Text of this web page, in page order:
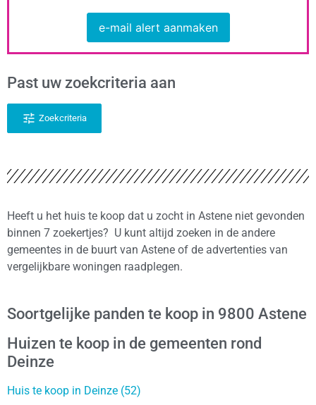
e-mail alert aanmaken
Past uw zoekcriteria aan
Zoekcriteria
Heeft u het huis te koop dat u zocht in Astene niet gevonden
binnen 7 zoekertjes? U kunt altijd zoeken in de andere
gemeentes in de buurt van Astene of de advertenties van
vergelijkbare woningen raadplegen.
Soortgelijke panden te koop in 9800 Astene
Huizen te koop in de gemeenten rond
Deinze
Huis te koop in Deinze (52)